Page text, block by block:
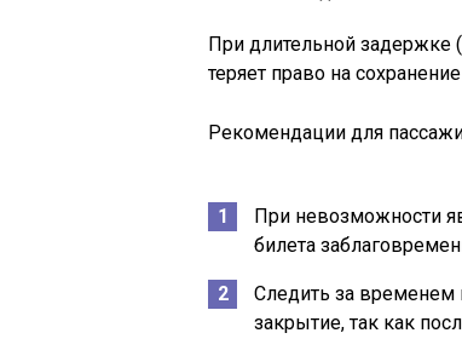
При длительной задержке
теряет право на
Рекомендации для
При невозможности
билета
Следить за временем
закрытие, так как